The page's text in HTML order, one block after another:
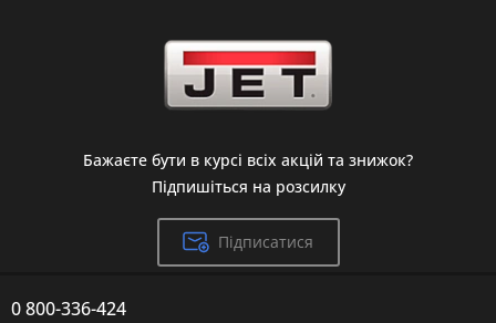
Бажаєте бути в курсі всіх акцій та знижок?
Підпишіться на розсилку
Підписатися
0 800-336-424